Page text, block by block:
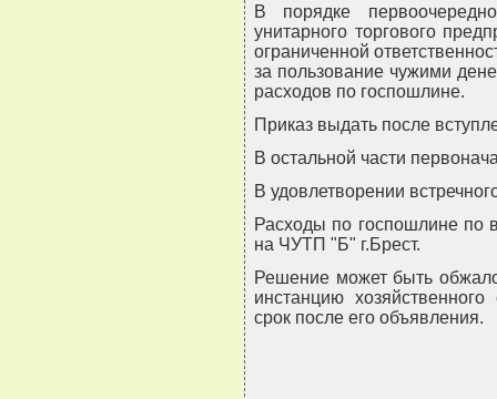
В порядке
унитарного торгового
ограниченной
за пользование чужими
расходов по госпошлине.
Приказ выдать после
В остальной части
В удовлетворении
Расходы по госпошлине по
на ЧУТП "Б" г.Брест.
Решение может быть
инстанцию
срок после его объявления.